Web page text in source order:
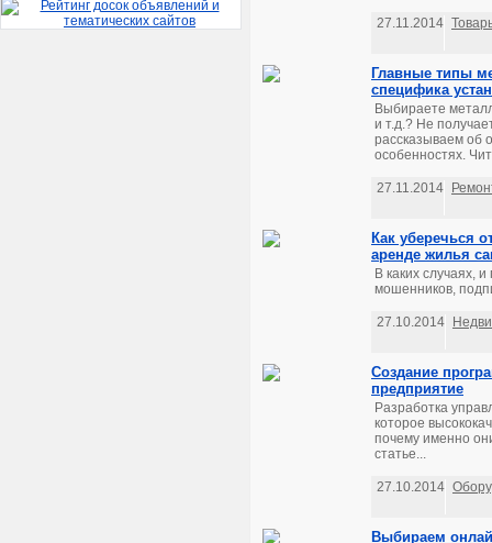
27.11.2014
Главные типы
специфика
Выбираете
и т.д.? Не
рассказываем об
особенностях.
27.11.2014
Как уберечься
аренде жилья
В каких случаях,
мошенников,
27.10.2014
Создание
предприятие
Разработка
которое
почему именно
статье...
27.10.2014
Выбираем